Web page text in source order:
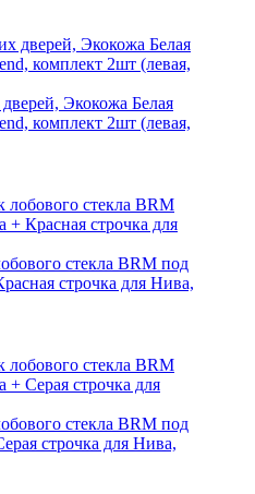
Экокожа Белая
комплект 2шт (левая,
стекла BRM под
строчка для Нива,
стекла BRM под
строчка для Нива,